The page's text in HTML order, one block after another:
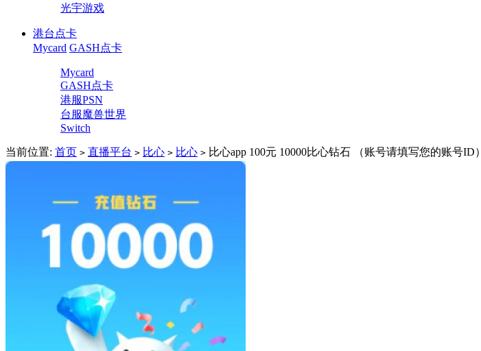
光宇游戏
港台点卡
Mycard GASH点卡
Mycard
GASH点卡
港服PSN
台服魔兽世界
Switch
当前位置: 首页 > 直播平台 > 比心 > 比心 > 比心app 100元 10000比心钻石 （账号请填写您的账号ID）